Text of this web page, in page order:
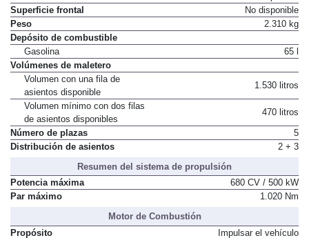
Coeficiente Cx
No disponible
Superficie frontal
No disponible
Peso
Depósito de combustible
Gasolina
Volúmenes de maletero
Volumen con una fila de
asientos disponible
Volumen mínimo con dos filas
de asientos disponibles
Número de plazas
5
Resumen del sistema de propulsión
Potencia máxima
680 CV / 500 kW
Motor de Combustión